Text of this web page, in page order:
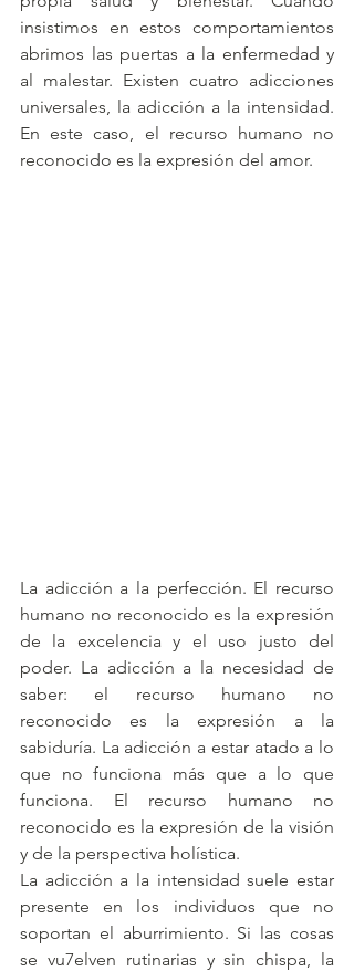
insistimos en estos comportamientos
abrimos las puertas a la enfermedad y
al malestar. Existen cuatro adicciones
universales, la adicción a la intensidad.
En este caso, el recurso humano no
reconocido es la expresión del amor.
La adicción a la perfección. El recurso
humano no reconocido es la expresión
de la excelencia y el uso justo del
poder. La adicción a la necesidad de
saber: el recurso humano no
reconocido es la expresión a la
sabiduría. La adicción a estar atado a lo
que no funciona más que a lo que
funciona. El recurso humano no
reconocido es la expresión de la visión
y de la perspectiva holística.
La adicción a la intensidad suele estar
presente en los individuos que no
soportan el aburrimiento. Si las cosas
se vu7elven rutinarias y sin chispa, la